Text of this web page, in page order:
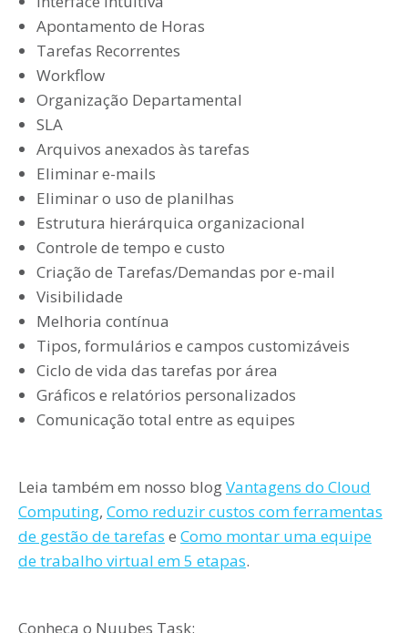
Apontamento de Horas
Tarefas Recorrentes
Workflow
Organização Departamental
SLA
Arquivos anexados às tarefas
Eliminar e-mails
Eliminar o uso de planilhas
Estrutura hierárquica organizacional
Controle de tempo e custo
Criação de Tarefas/Demandas por e-mail
Visibilidade
Melhoria contínua
Tipos, formulários e campos customizáveis
Ciclo de vida das tarefas por área
Gráficos e relatórios personalizados
Comunicação total entre as equipes
Leia também em nosso blogVantagens do Cloud
Computing, Como reduzir custos com ferramentas
de gestão de tarefas e Como montar uma equipe
de trabalho virtual em 5 etapas.
Conheça o Nuubes Task: